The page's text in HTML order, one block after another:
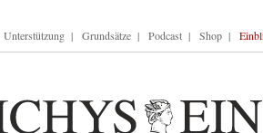
Unterstützung Grundsätze Podcast Shop